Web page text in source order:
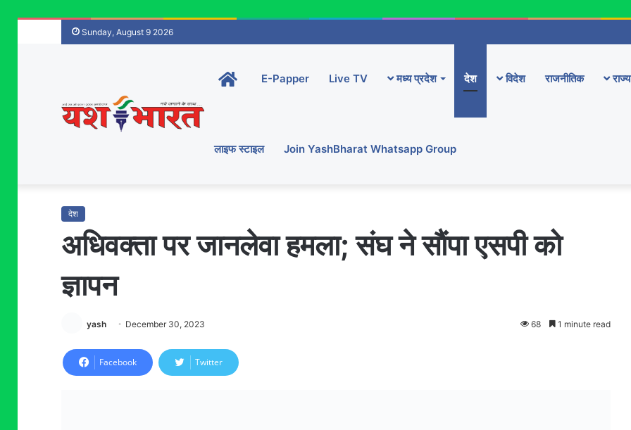
Sunday, August 9 2026
Home-
main
E-Papper Live TV मध्य प्रदेश देश विदेश राजनीतिक राज्य
लाइफ स्टाइल Join YashBharat Whatsapp Group
देश
अधिवक्ता पर जानलेवा हमला; संघ ने साैंपा एसपी को
ज्ञापन
yash December 30, 2023 68 1 minute read
Facebook Twitter